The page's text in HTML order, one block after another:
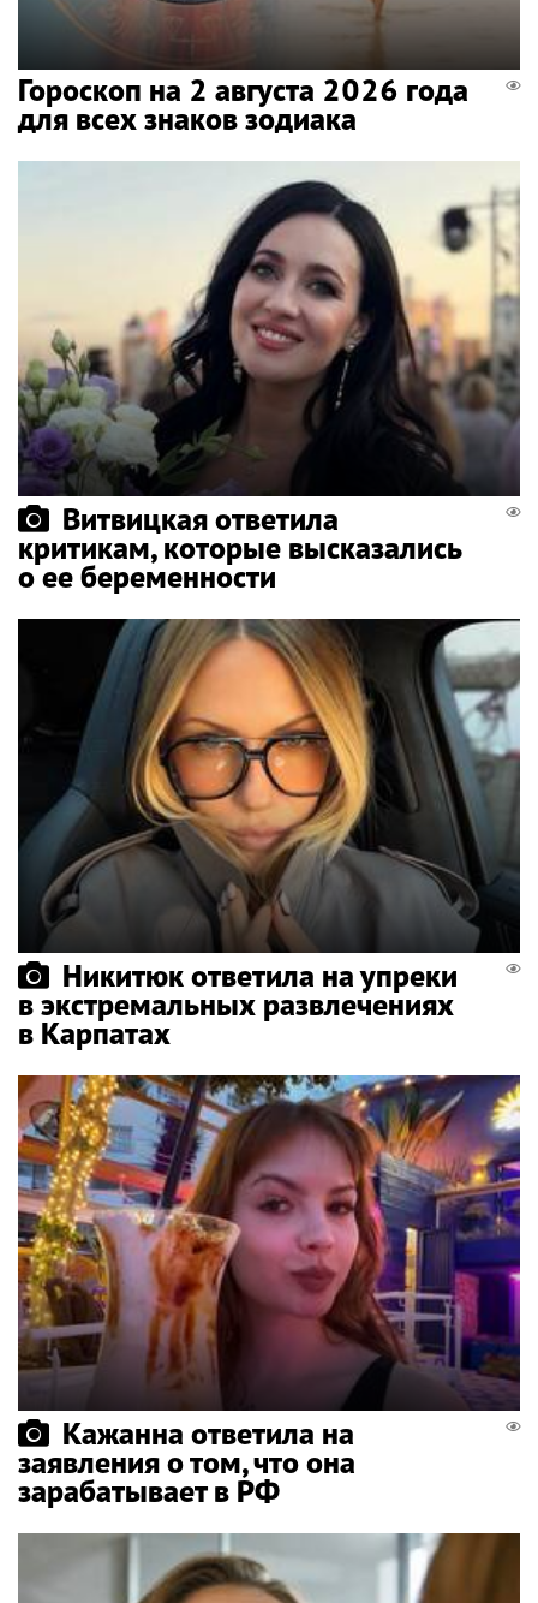
Гороскоп на 2 августа 2026 года
для всех знаков зодиака
Витвицкая ответила
критикам, которые высказались
о ее беременности
Никитюк ответила на упреки
в экстремальных развлечениях
в Карпатах
Кажанна ответила на
заявления о том, что она
зарабатывает в РФ